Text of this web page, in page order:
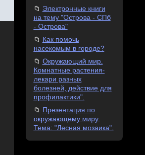
Электронные книги
на тему "Острова - СПб
- Острова"
Как помочь
насекомым в городе?
Окружающий мир.
Комнатные растения-
лекари разных
болезней, действие для
профилактики".
Презентация по
окружающему миру.
Тема: "Лесная мозаика".